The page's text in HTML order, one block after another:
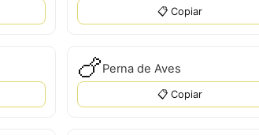
📋 Copiar
🍗Perna de Aves
📋 Copiar